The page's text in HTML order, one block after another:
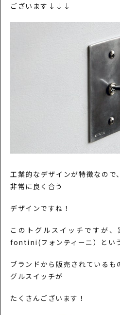
ございます↓↓↓
工業的なデザインが特徴なので
非常に良く合う
デザインですね！
このトグルスイッチですが、
fontini(フォンティーニ）とい
ブランドから販売されているも
グルスイッチが
たくさんございます！